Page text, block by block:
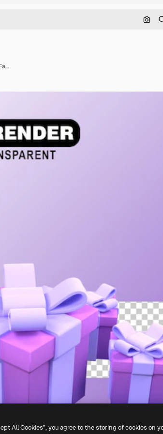
Frohe Weihnachten und ein glückliches neues Jahr mit 3D-Geschenkboxen Farbe
All Cookies”, you agree to the storing of cookies on